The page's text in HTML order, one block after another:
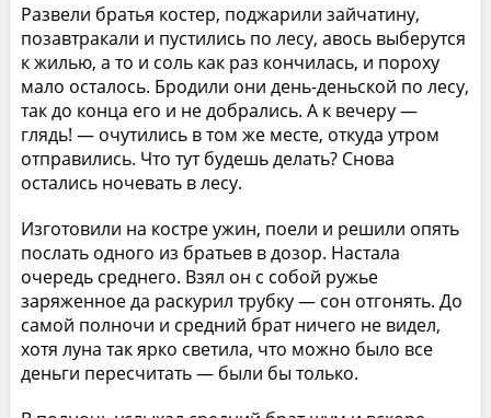
Развели братья костер, поджарили зайчатину,
позавтракали и пустились по лесу, авось выберутся
к жилью, а то и соль как раз кончилась, и пороху
мало осталось. Бродили они день-деньской по лесу,
так до конца его и не добрались. А к вечеру —
глядь! — очутились в том же месте, откуда утром
отправились. Что тут будешь делать? Снова
остались ночевать в лесу.
Изготовили на костре ужин, поели и решили опять
послать одного из братьев в дозор. Настала
очередь среднего. Взял он с собой ружье
заряженное да раскурил трубку — сон отгонять. До
самой полночи и средний брат ничего не видел,
хотя луна так ярко светила, что можно было все
деньги пересчитать — были бы только.